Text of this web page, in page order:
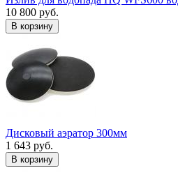
10 800 руб.
В корзину
Дисковый аэратор 300мм
1 643 руб.
В корзину